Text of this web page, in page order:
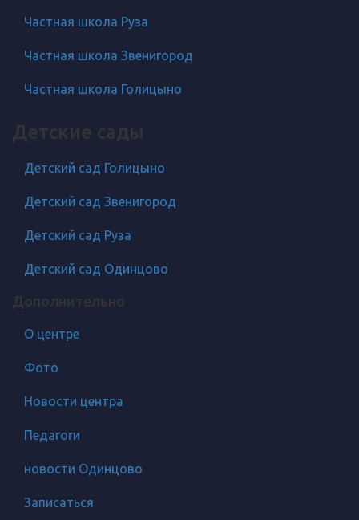
Частная школа Руза
Частная школа Звенигород
Частная школа Голицыно
Детские сады
Детский сад Голицыно
Детский сад Звенигород
Детский сад Руза
Детский сад Одинцово
Дополнительно
О центре
Фото
Новости центра
Педагоги
новости Одинцово
Записаться